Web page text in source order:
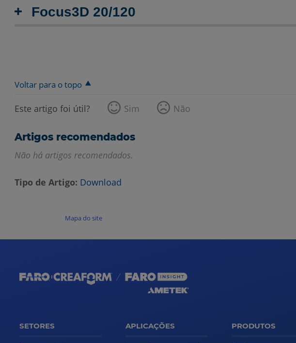
Focus3D 20/120
Voltar para o topo
Este artigo foi útil? Sim Não
Artigos recomendados
Não há artigos recomendados.
Tipo de Artigo Download
Mapa do site
SETORES APLICAÇÕES PRODUTOS